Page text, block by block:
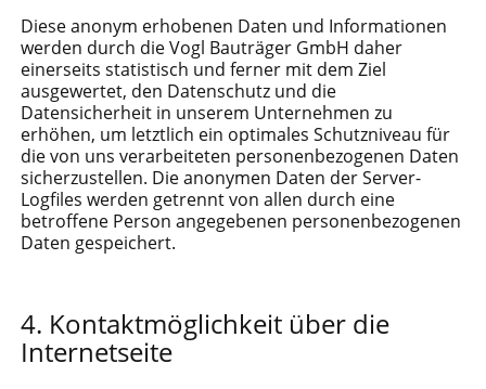
Diese anonym erhobenen Daten und Informationen
werden durch die Vogl Bauträger GmbH daher
einerseits statistisch und ferner mit dem Ziel
ausgewertet, den Datenschutz und die
Datensicherheit in unserem Unternehmen zu
erhöhen, um letztlich ein optimales Schutzniveau für
die von uns verarbeiteten personenbezogenen Daten
sicherzustellen. Die anonymen Daten der Server-
Logfiles werden getrennt von allen durch eine
betroffene Person angegebenen personenbezogenen
Daten gespeichert.
Kontaktmöglichkeit über die
Internetseite